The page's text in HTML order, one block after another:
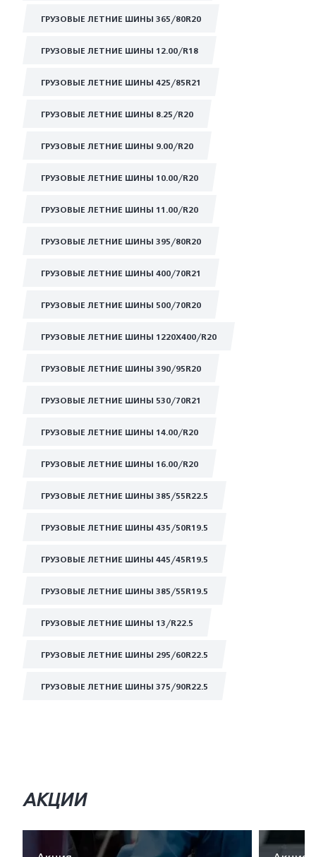
ГРУЗОВЫЕ ЛЕТНИЕ ШИНЫ 365/80R20
ГРУЗОВЫЕ ЛЕТНИЕ ШИНЫ 12.00/R18
ГРУЗОВЫЕ ЛЕТНИЕ ШИНЫ 425/85R21
ГРУЗОВЫЕ ЛЕТНИЕ ШИНЫ 8.25/R20
ГРУЗОВЫЕ ЛЕТНИЕ ШИНЫ 9.00/R20
ГРУЗОВЫЕ ЛЕТНИЕ ШИНЫ 10.00/R20
ГРУЗОВЫЕ ЛЕТНИЕ ШИНЫ 11.00/R20
ГРУЗОВЫЕ ЛЕТНИЕ ШИНЫ 395/80R20
ГРУЗОВЫЕ ЛЕТНИЕ ШИНЫ 400/70R21
ГРУЗОВЫЕ ЛЕТНИЕ ШИНЫ 500/70R20
ГРУЗОВЫЕ ЛЕТНИЕ ШИНЫ 1220Х400/R20
ГРУЗОВЫЕ ЛЕТНИЕ ШИНЫ 390/95R20
ГРУЗОВЫЕ ЛЕТНИЕ ШИНЫ 530/70R21
ГРУЗОВЫЕ ЛЕТНИЕ ШИНЫ 14.00/R20
ГРУЗОВЫЕ ЛЕТНИЕ ШИНЫ 16.00/R20
ГРУЗОВЫЕ ЛЕТНИЕ ШИНЫ 385/55R22.5
ГРУЗОВЫЕ ЛЕТНИЕ ШИНЫ 435/50R19.5
ГРУЗОВЫЕ ЛЕТНИЕ ШИНЫ 445/45R19.5
ГРУЗОВЫЕ ЛЕТНИЕ ШИНЫ 385/55R19.5
ГРУЗОВЫЕ ЛЕТНИЕ ШИНЫ 13/R22.5
ГРУЗОВЫЕ ЛЕТНИЕ ШИНЫ 295/60R22.5
ГРУЗОВЫЕ ЛЕТНИЕ ШИНЫ 375/90R22.5
АКЦИИ